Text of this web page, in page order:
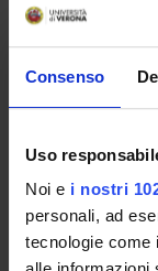
Consenso
Uso
Noi e i nostri
personali, ad
tecnologie come